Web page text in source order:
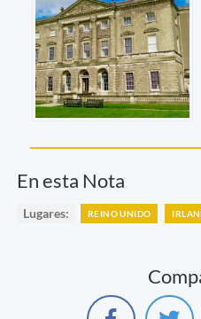
En esta Nota
Lugares: REINO UNIDO